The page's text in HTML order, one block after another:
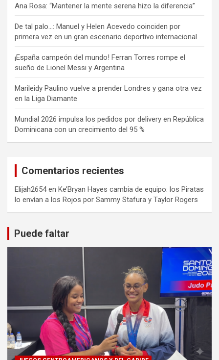
Ana Rosa: “Mantener la mente serena hizo la diferencia”
De tal palo…: Manuel y Helen Acevedo coinciden por
primera vez en un gran escenario deportivo internacional
¡España campeón del mundo! Ferran Torres rompe el
sueño de Lionel Messi y Argentina
Marileidy Paulino vuelve a prender Londres y gana otra vez
en la Liga Diamante
Mundial 2026 impulsa los pedidos por delivery en República
Dominicana con un crecimiento del 95 %
Comentarios recientes
Elijah2654en Ke’Bryan Hayes cambia de equipo: los Piratas
lo envían a los Rojos por Sammy Stafura y Taylor Rogers
Puede faltar